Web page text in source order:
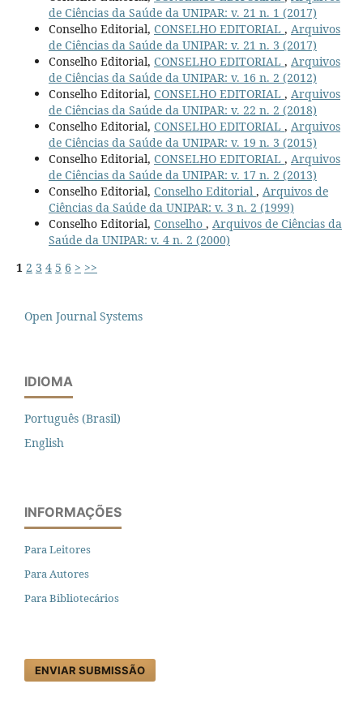
de Ciências da Saúde da UNIPAR: v. 21 n. 1 (2017)
Conselho Editorial, CONSELHO EDITORIAL , Arquivos
de Ciências da Saúde da UNIPAR: v. 21 n. 3 (2017)
Conselho Editorial, CONSELHO EDITORIAL , Arquivos
de Ciências da Saúde da UNIPAR: v. 16 n. 2 (2012)
Conselho Editorial, CONSELHO EDITORIAL , Arquivos
de Ciências da Saúde da UNIPAR: v. 22 n. 2 (2018)
Conselho Editorial, CONSELHO EDITORIAL , Arquivos
de Ciências da Saúde da UNIPAR: v. 19 n. 3 (2015)
Conselho Editorial, CONSELHO EDITORIAL , Arquivos
de Ciências da Saúde da UNIPAR: v. 17 n. 2 (2013)
Conselho Editorial, Conselho Editorial , Arquivos de
Ciências da Saúde da UNIPAR: v. 3 n. 2 (1999)
Conselho Editorial, Conselho , Arquivos de Ciências da
Saúde da UNIPAR: v. 4 n. 2 (2000)
1 2 3 4 5 6 > >>
Open Journal Systems
IDIOMA
Português (Brasil)
English
INFORMAÇÕES
Para Leitores
Para Autores
Para Bibliotecários
ENVIAR SUBMISSÃO